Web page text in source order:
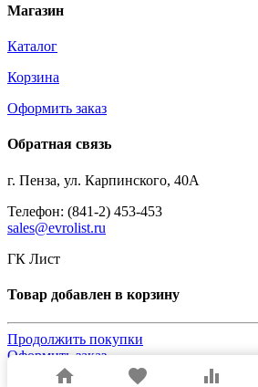
Магазин
Каталог
Корзина
Оформить заказ
Обратная связь
г. Пенза, ул. Карпинского, 40А
Телефон: (841-2) 453-453
sales@evrolist.ru
ГК Лист
Товар добавлен в корзину
Продолжить покупки
Оформить заказ
home favorite equalizer